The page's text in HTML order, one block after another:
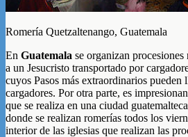
Romería Quetzaltenango, Guatemala
En Guatemala se organizan
a un Jesucristo transportado por
cuyos Pasos más extraordinarios pueden
cargadores. Por otra parte, es
que se realiza en una ciudad
donde se realizan romerías todos los
interior de las iglesias que realizan las